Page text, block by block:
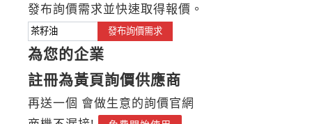
發布詢價需求並快速取得報價。
發布詢價需求
為您的企業
註冊為黃頁詢價供應商
再送一個 會做生意的詢價官網